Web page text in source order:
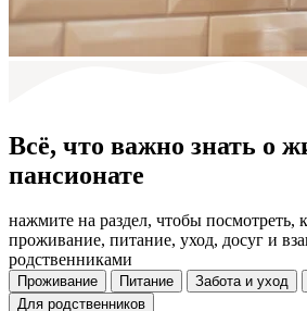
Всё, что важно знать о
пансионате
нажмите на раздел, чтобы посмотреть,
проживание, питание, уход, досуг и
родственниками
Проживание Питание Забота и уход
Для родственников